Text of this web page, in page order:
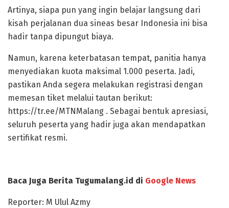
Artinya, siapa pun yang ingin belajar langsung dari
kisah perjalanan dua sineas besar Indonesia ini bisa
hadir tanpa dipungut biaya.
Namun, karena keterbatasan tempat, panitia hanya
menyediakan kuota maksimal 1.000 peserta. Jadi,
pastikan Anda segera melakukan registrasi dengan
memesan tiket melalui tautan berikut:
https://tr.ee/MTNMalang . Sebagai bentuk apresiasi,
seluruh peserta yang hadir juga akan mendapatkan
sertifikat resmi.
Baca Juga Berita Tugumalang.id di Google News
Reporter: M Ulul Azmy